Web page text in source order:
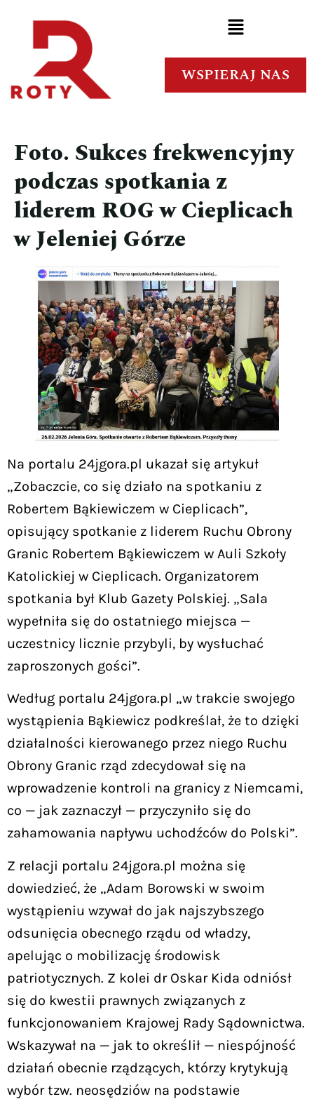
WSPIERAJ NAS
Foto. Sukces frekwencyjny
podczas spotkania z
liderem ROG w Cieplicach
w Jeleniej Górze
Na portalu 24jgora.pl ukazał się artykuł
„Zobaczcie, co się działo na spotkaniu z
Robertem Bąkiewiczem w Cieplicach”,
opisujący spotkanie z liderem Ruchu Obrony
Granic Robertem Bąkiewiczem w Auli Szkoły
Katolickiej w Cieplicach. Organizatorem
spotkania był Klub Gazety Polskiej. „Sala
wypełniła się do ostatniego miejsca —
uczestnicy licznie przybyli, by wysłuchać
zaproszonych gości”.
Według portalu 24jgora.pl „w trakcie swojego
wystąpienia Bąkiewicz podkreślał, że to dzięki
działalności kierowanego przez niego Ruchu
Obrony Granic rząd zdecydował się na
wprowadzenie kontroli na granicy z Niemcami,
co — jak zaznaczył — przyczyniło się do
zahamowania napływu uchodźców do Polski”.
Z relacji portalu 24jgora.pl można się
dowiedzieć, że „Adam Borowski w swoim
wystąpieniu wzywał do jak najszybszego
odsunięcia obecnego rządu od władzy,
apelując o mobilizację środowisk
patriotycznych. Z kolei dr Oskar Kida odniósł
się do kwestii prawnych związanych z
funkcjonowaniem Krajowej Rady Sądownictwa.
Wskazywał na — jak to określił — niespójność
działań obecnie rządzących, którzy krytykują
wybór tzw. neosędziów na podstawie